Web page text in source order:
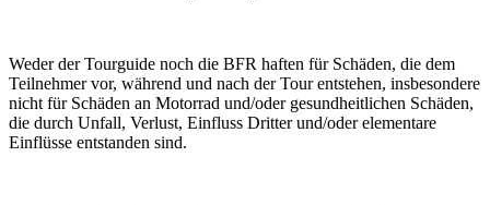
Weder der Tourguide noch die BFR haften für Schäden, die dem
Teilnehmer vor, während und nach der Tour entstehen, insbesondere
nicht für Schäden an Motorrad und/oder gesundheitlichen Schäden,
die durch Unfall, Verlust, Einfluss Dritter und/oder elementare
Einflüsse entstanden sind.